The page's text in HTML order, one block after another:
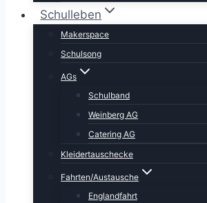
Schulleben
Makerspace
Schulsong
AGs
Schulband
Weinberg AG
Catering AG
Kleidertauschecke
Fahrten/Austausche
Englandfahrt